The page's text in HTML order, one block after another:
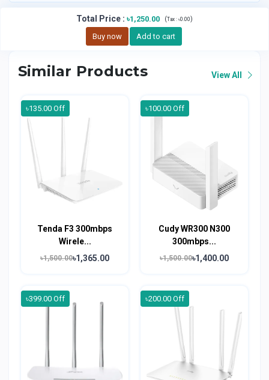
Total Price : ৳1,250.00 (Tax : ৳0.00)
Buy now Add to cart
Similar Products View All
৳135.00 Off
Tenda F3 300mbps
Wirele...
৳1,500.00৳1,365.00
৳100.00 Off
Cudy WR300 N300
300mbps...
৳1,500.00৳1,400.00
৳399.00 Off ৳200.00 Off